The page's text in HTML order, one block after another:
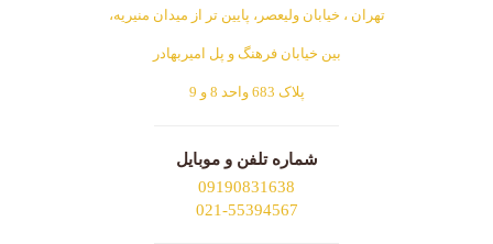
تهران ، خیابان ولیعصر، پایین تر از میدان منیریه،
بین خیابان فرهنگ و پل امیربهادر
پلاک 683 واحد 8 و 9
شماره تلفن و موبایل
09190831638
021-55394567